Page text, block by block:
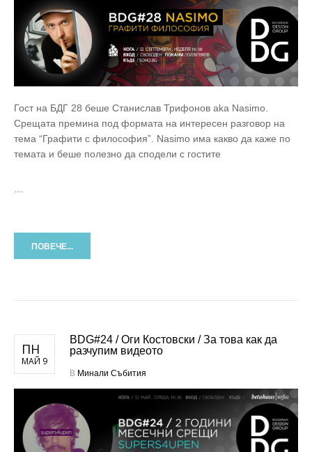
Гост на БДГ 28 беше Станислав Трифонов aka Nasimo.
Срещата премина под формата на интересен разговор на
тема “Графити с философия”. Nasimo има какво да каже по
темата и беше полезно да сподели с гостите
ПОВЕЧЕ...
ПН
МАЙ 9
BDG#24 / Оги Костовски / За това как да
разчупим видеото
В Минали Събития